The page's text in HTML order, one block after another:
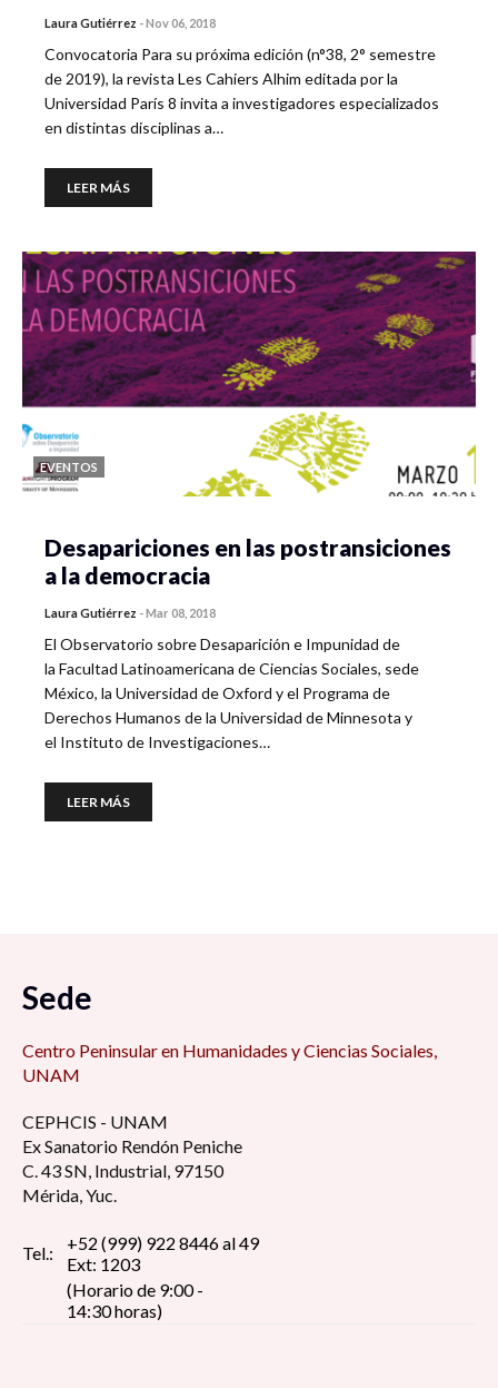
Laura Gutiérrez -Nov 06, 2018
Convocatoria Para su próxima edición (n°38, 2° semestre
de 2019), la revista Les Cahiers Alhim editada por la
Universidad París 8 invita a investigadores especializados
en distintas disciplinas a…
LEER MÁS
EVENTOS
Desapariciones en las postransiciones
a la democracia
Laura Gutiérrez -Mar 08, 2018
El Observatorio sobre Desaparición e Impunidad de
la Facultad Latinoamericana de Ciencias Sociales, sede
México, la Universidad de Oxford y el Programa de
Derechos Humanos de la Universidad de Minnesota y
el Instituto de Investigaciones…
LEER MÁS
Sede
Centro Peninsular en Humanidades y Ciencias Sociales,
UNAM
CEPHCIS - UNAM
Ex Sanatorio Rendón Peniche
C. 43 SN, Industrial, 97150
Mérida, Yuc.
Tel.:
+52 (999) 922 8446 al 49
Ext: 1203
(Horario de 9:00 -
14:30 horas)